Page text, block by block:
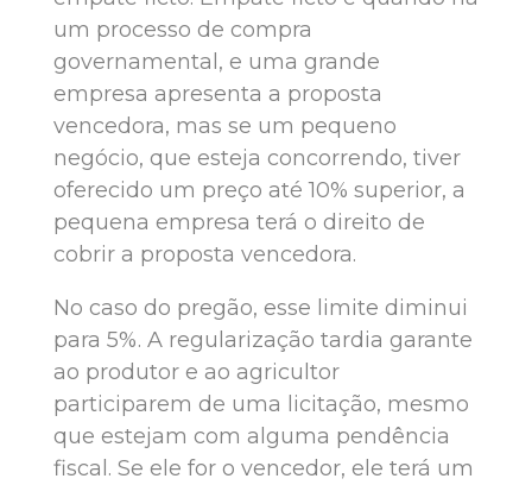
um processo de compra
governamental, e uma grande
empresa apresenta a proposta
vencedora, mas se um pequeno
negócio, que esteja concorrendo, tiver
oferecido um preço até 10% superior, a
pequena empresa terá o direito de
cobrir a proposta vencedora.
No caso do pregão, esse limite diminui
para 5%. A regularização tardia garante
ao produtor e ao agricultor
participarem de uma licitação, mesmo
que estejam com alguma pendência
fiscal. Se ele for o vencedor, ele terá um